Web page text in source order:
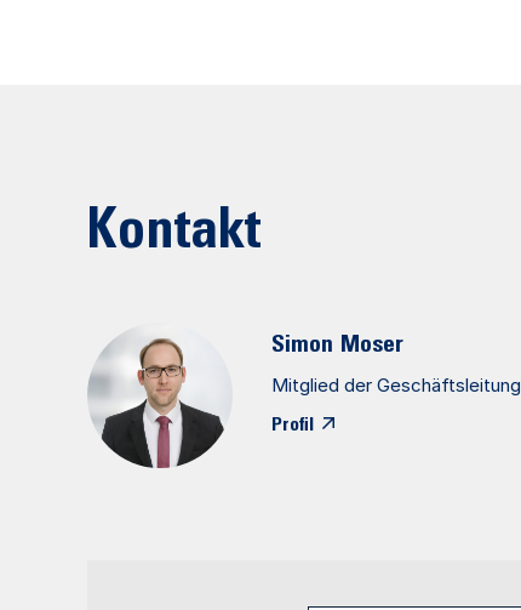
Kontakt
Simon Moser
Mitglied der Geschäftsleitung
Profil